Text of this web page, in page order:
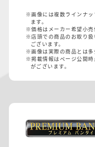
※画像には複数ラインナ
ます。
※価格はメーカー希望小売
※店頭での商品のお取り扱
ございます。
※画像は実際の商品とは多
※掲載情報はページ公開時
がございます。